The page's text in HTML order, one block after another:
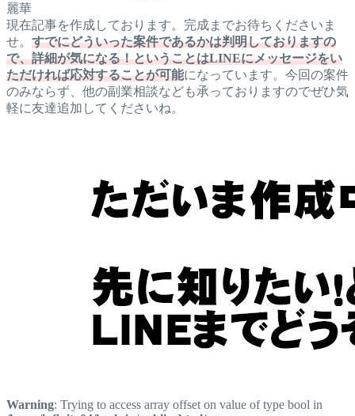
麗華
現在記事を作成しております。完成までお待ちくださいま
せ。 すでにどういった案件であるかは判明しておりますの
で、詳細が気になる！ということはLINEにメッセージをい
ただければ応対することが可能になっています。今回の案件
のみならず、他の副業相談なども承っておりますのでぜひ気
軽に友達追加してくださいね。
Warning: Trying to access array offset on value of type bool in